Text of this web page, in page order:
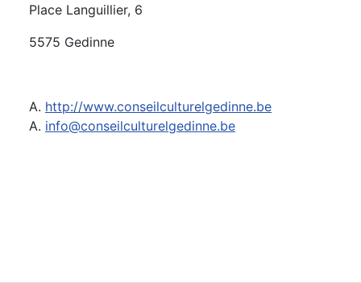
Place Languillier, 6
5575 Gedinne
A. http://www.conseilculturelgedinne.be
A. info@conseilculturelgedinne.be